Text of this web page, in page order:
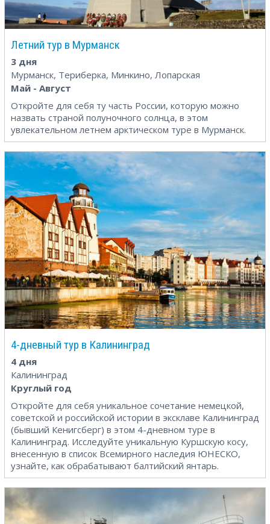
Летний тур в Мурманск
3 дня
Мурманск, Териберка, Минкино, Лопарская
Май - Август
Откройте для себя ту часть России, которую можно
назвать страной полуночного солнца, в этом
увлекательном летнем арктическом туре в Мурманск.
4-дневный тур в Калининград
4 дня
Калининград
Круглый год
Откройте для себя уникальное сочетание немецкой,
советской и российской истории в эксклаве Калининград
(бывший Кенигсберг) в этом 4-дневном туре в
Калининград. Исследуйте уникальную Куршскую косу,
внесенную в список Всемирного наследия ЮНЕСКО,
узнайте, как обрабатывают балтийский янтарь.